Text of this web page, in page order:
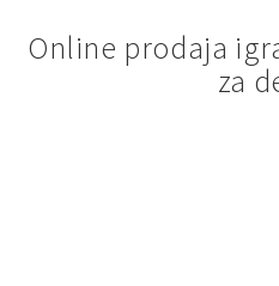
Online prodaja
za